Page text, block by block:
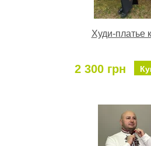
Худи-платье
2 300 грн